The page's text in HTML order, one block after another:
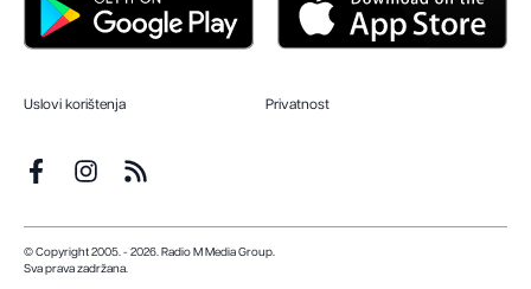
Uslovi korištenja Privatnost
© Copyright 2005. - 2026. Radio M Media Group.
Sva prava zadržana.